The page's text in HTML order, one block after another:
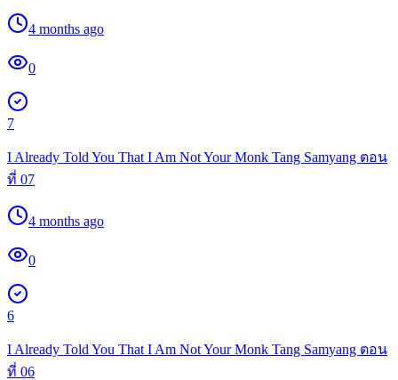
4 months ago
0
7
I Already Told You That I Am Not Your Monk Tang Samyang ตอน
ที่ 07
4 months ago
0
6
I Already Told You That I Am Not Your Monk Tang Samyang ตอน
ที่ 06